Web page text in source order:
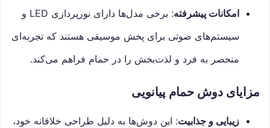
امکانات پیشرفته
: برخی مدل‌ها دارای نورپردازی LED و
سیستم‌های صوتی برای پخش موسیقی هستند که تجربه‌ای
منحصر به فرد و لذت‌بخش را در حمام فراهم می‌کند.
مزایای دوش حمام پیانویی
زیبایی و جذابیت: این دوش‌ها به دلیل طراحی خلاقانه خود،